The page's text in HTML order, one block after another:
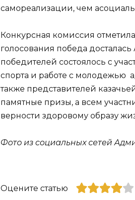
самореализации, чем
Конкурсная комиссия
голосования победа
победителей состоялось с
спорта и работе с молодежью
также представителей
памятные призы, а всем
верности здоровому образу
Фото из социальных сетей
Оцените статью